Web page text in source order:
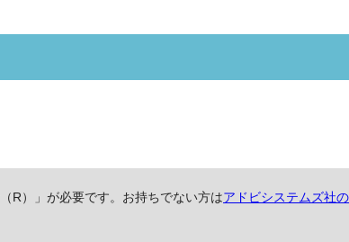
R）」が必要です。お持ちでない方はアドビシステムズ社